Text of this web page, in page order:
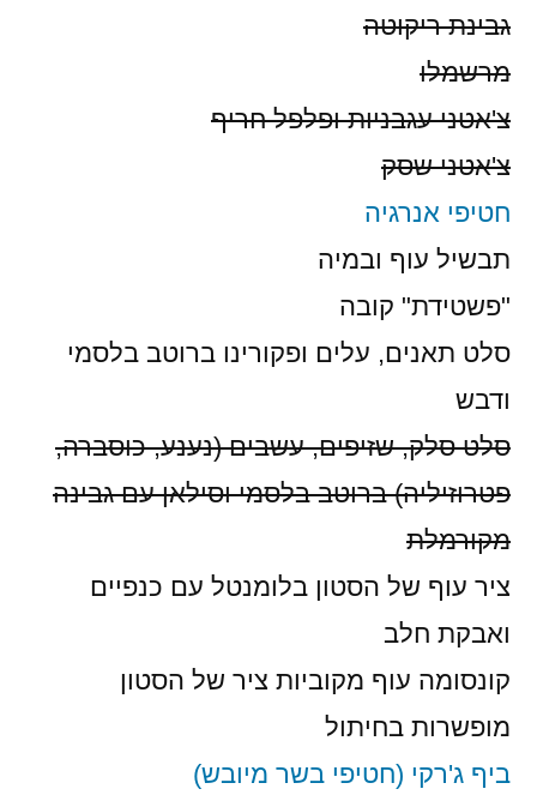
גבינת ריקוטה
מרשמלו
צ'אטני עגבניות ופלפל חריף
צ'אטני שסק
חטיפי אנרגיה
תבשיל עוף ובמיה
"פשטידת" קובה
סלט תאנים, עלים ופקורינו ברוטב בלסמי
ודבש
סלט סלק, שזיפים, עשבים (נענע, כוסברה,
פטרוזיליה) ברוטב בלסמי וסילאן עם גבינה
מקורמלת
ציר עוף של הסטון בלומנטל עם כנפיים
ואבקת חלב
קונסומה עוף מקוביות ציר של הסטון
מופשרות בחיתול
ביף ג'רקי (חטיפי בשר מיובש)